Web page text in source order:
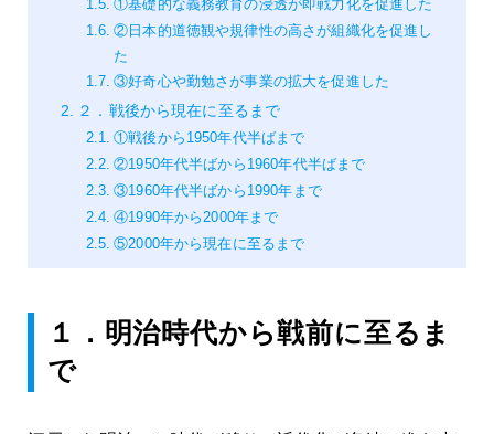
①基礎的な義務教育の浸透が即戦力化を促進した
②日本的道徳観や規律性の高さが組織化を促進し
た
③好奇心や勤勉さが事業の拡大を促進した
２．戦後から現在に至るまで
①戦後から1950年代半ばまで
②1950年代半ばから1960年代半ばまで
③1960年代半ばから1990年まで
④1990年から2000年まで
⑤2000年から現在に至るまで
１．明治時代から戦前に至るま
で